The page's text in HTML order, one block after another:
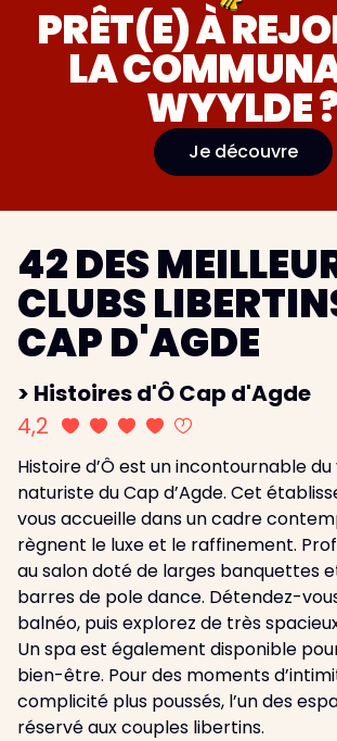
PRÊT(E) À
LA
WYYLDE
Je découvre
42 DES
CLUBS
CAP D'AGDE
> Histoires d'Ô Cap d'Agde
4,2
Histoire d’Ô est un incontournable
naturiste du Cap d’Agde. Cet
vous accueille dans un cadre
règnent le luxe et le raffinement.
au salon doté de larges banquettes
barres de pole dance. Détendez-
balnéo, puis explorez de très
Un spa est également disponible
bien-être. Pour des moments
complicité plus poussés, l’un des
réservé aux couples libertins.